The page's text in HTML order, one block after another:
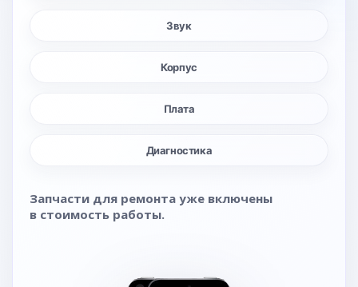
Звук
Корпус
Плата
Диагностика
Запчасти для ремонта уже включены
в стоимость работы.